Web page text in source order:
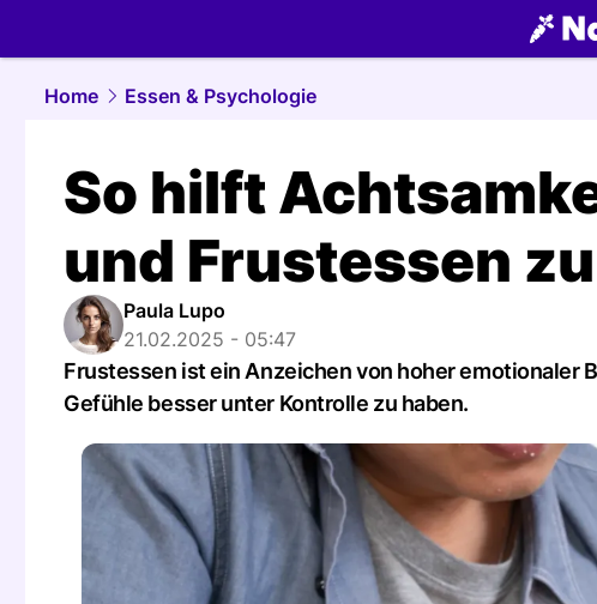
food.NAU.ch
Home
Essen & Psychologie
So hilft
und Frustessen
Paula Lupo
21.02.2025 - 05:47
Frustessen ist ein Anzeichen von hoher emotionaler
Gefühle besser unter Kontrolle zu haben.